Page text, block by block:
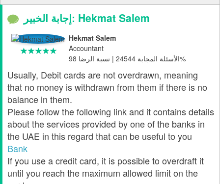
إجابة الخبير: Hekmat Salem
Hekmat Salem
Accountant
الأسئلة المجابة 24544 | نسبة الرضا 98%
Usually, Debit cards are not overdrawn, meaning
that no money is withdrawn from them if there is no
balance in them.
Please follow the following link and it contains details
about the services provided by one of the banks in
the UAE in this regard that can be useful to you
Bank
If you use a credit card, it is possible to overdraft it
until you reach the maximum allowed limit on the